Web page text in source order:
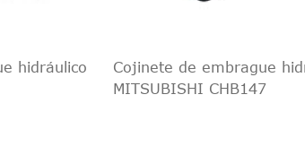
hidráulico
Cojinete de embrague
MITSUBISHI CHB147